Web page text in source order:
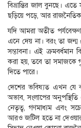
বিভ্রান্তির জাল বুনছে।
ছড়িয়ে পড়ে, আর
যদি আমরা অতীত
এনে দেয় না। বরং তা
সম্ভাবনা। এই ক্রমবর্ধমান
করা হয়, তবে তা সমাজকে
দিতে পারে।
দেশের ভবিষ্যত এখন যে
অভাব, সংলাপের অনুপস্থিতি
নেতৃত্ব, গণমাধ্যম এবং
আরও জটিল হতে না